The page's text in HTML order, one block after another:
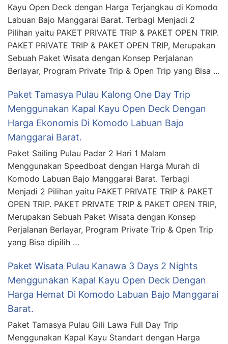
Kayu Open Deck dengan Harga Terjangkau di Komodo
Labuan Bajo Manggarai Barat. Terbagi Menjadi 2
Pilihan yaitu PAKET PRIVATE TRIP & PAKET OPEN TRIP.
PAKET PRIVATE TRIP & PAKET OPEN TRIP, Merupakan
Sebuah Paket Wisata dengan Konsep Perjalanan
Berlayar, Program Private Trip & Open Trip yang Bisa …
Paket Tamasya Pulau Kalong One Day Trip
Menggunakan Kapal Kayu Open Deck Dengan
Harga Ekonomis Di Komodo Labuan Bajo
Manggarai Barat.
Paket Sailing Pulau Padar 2 Hari 1 Malam
Menggunakan Speedboat dengan Harga Murah di
Komodo Labuan Bajo Manggarai Barat. Terbagi
Menjadi 2 Pilihan yaitu PAKET PRIVATE TRIP & PAKET
OPEN TRIP. PAKET PRIVATE TRIP & PAKET OPEN TRIP,
Merupakan Sebuah Paket Wisata dengan Konsep
Perjalanan Berlayar, Program Private Trip & Open Trip
yang Bisa dipilih …
Paket Wisata Pulau Kanawa 3 Days 2 Nights
Menggunakan Kapal Kayu Open Deck Dengan
Harga Hemat Di Komodo Labuan Bajo Manggarai
Barat.
Paket Tamasya Pulau Gili Lawa Full Day Trip
Menggunakan Kapal Kayu Standart dengan Harga